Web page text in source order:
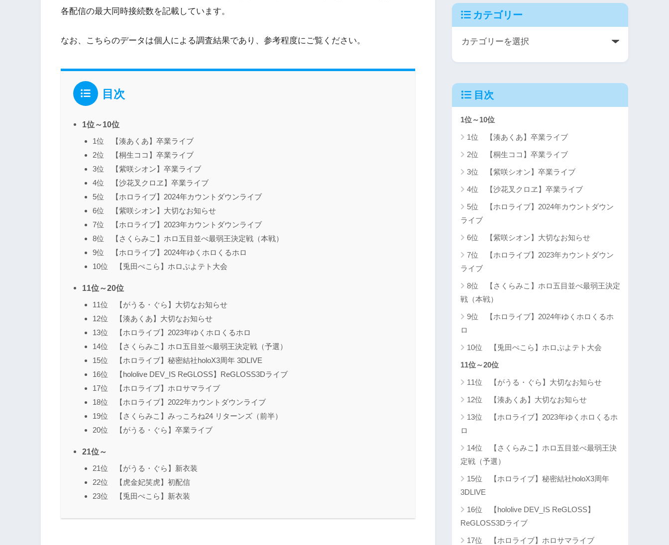
各配信の最大同時接続数を記載しています。
なお、こちらのデータは個人による調査結果であり、参考程度にご覧ください。
目次
1位～10位
1位 【湊あくあ】卒業ライブ
2位 【桐生ココ】卒業ライブ
3位 【紫咲シオン】卒業ライブ
4位 【沙花叉クロヱ】卒業ライブ
5位 【ホロライブ】2024年カウントダウンライブ
6位 【紫咲シオン】大切なお知らせ
7位 【ホロライブ】2023年カウントダウンライブ
8位 【さくらみこ】ホロ五目並べ最弱王決定戦（本戦）
9位 【ホロライブ】2024年ゆくホロくるホロ
10位 【兎田ぺこら】ホロぷよテト大会
11位～20位
11位 【がうる・ぐら】大切なお知らせ
12位 【湊あくあ】大切なお知らせ
13位 【ホロライブ】2023年ゆくホロくるホロ
14位 【さくらみこ】ホロ五目並べ最弱王決定戦（予選）
15位 【ホロライブ】秘密結社holoX3周年 3DLIVE
16位 【hololive DEV_IS ReGLOSS】ReGLOSS3Dライブ
17位 【ホロライブ】ホロサマライブ
18位 【ホロライブ】2022年カウントダウンライブ
19位 【さくらみこ】みっころね24 リターンズ（前半）
20位 【がうる・ぐら】卒業ライブ
21位～
21位 【がうる・ぐら】新衣装
22位 【虎金妃笑虎】初配信
23位 【兎田ぺこら】新衣装
カテゴリー
目次
1位～10位
1位 【湊あくあ】卒業ライブ
2位 【桐生ココ】卒業ライブ
3位 【紫咲シオン】卒業ライブ
4位 【沙花叉クロヱ】卒業ライブ
5位 【ホロライブ】2024年カウントダウン
ライブ
6位 【紫咲シオン】大切なお知らせ
7位 【ホロライブ】2023年カウントダウン
ライブ
8位 【さくらみこ】ホロ五目並べ最弱王決定
戦（本戦）
9位 【ホロライブ】2024年ゆくホロくるホ
ロ
10位 【兎田ぺこら】ホロぷよテト大会
11位～20位
11位 【がうる・ぐら】大切なお知らせ
12位 【湊あくあ】大切なお知らせ
13位 【ホロライブ】2023年ゆくホロくるホ
ロ
14位 【さくらみこ】ホロ五目並べ最弱王決
定戦（予選）
15位 【ホロライブ】秘密結社holoX3周年
3DLIVE
16位 【hololive DEV_IS ReGLOSS】
ReGLOSS3Dライブ
17位 【ホロライブ】ホロサマライブ